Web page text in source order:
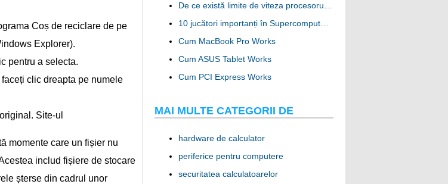
Coș de reciclare de pe
Explorer).
pentru a selecta.
clic dreapta pe numele
Site-ul
momente care un fișier nu
includ fișiere de stocare
șterse din cadrul unor
De ce există limite de viteza procesoru…
10 jucători importanți în Supercomput…
Cum MacBook Pro Works
Cum ASUS Tablet Works
Cum PCI Express Works
MAI MULTE CATEGORII DE
hardware de calculator
periferice pentru computere
securitatea calculatoarelor